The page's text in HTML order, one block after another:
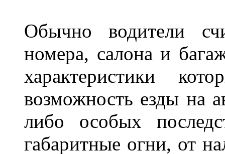
Обычно водители
номера, салона и
характеристики
возможность езды на
либо особых
габаритные огни, от